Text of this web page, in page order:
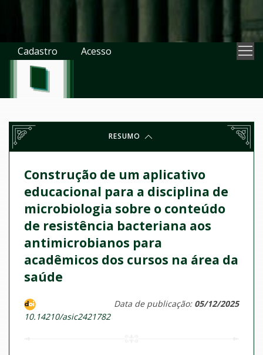
Cadastro Acesso
RESUMO
Construção de um aplicativo
educacional para a disciplina de
microbiologia sobre o conteúdo
de resistência bacteriana aos
antimicrobianos para
acadêmicos dos cursos na área da
saúde
10.14210/asic2421782
Data de publicação: 05/12/2025